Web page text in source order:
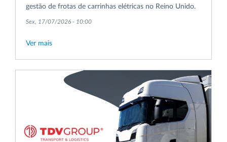
gestão de frotas de carrinhas elétricas no Reino Unido.
Sex, 17/07/2026 - 10:00
Ver mais